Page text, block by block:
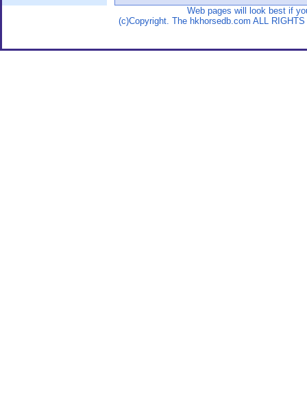
Web pages will look best if
(c)Copyright. The hkhorsedb.com ALL